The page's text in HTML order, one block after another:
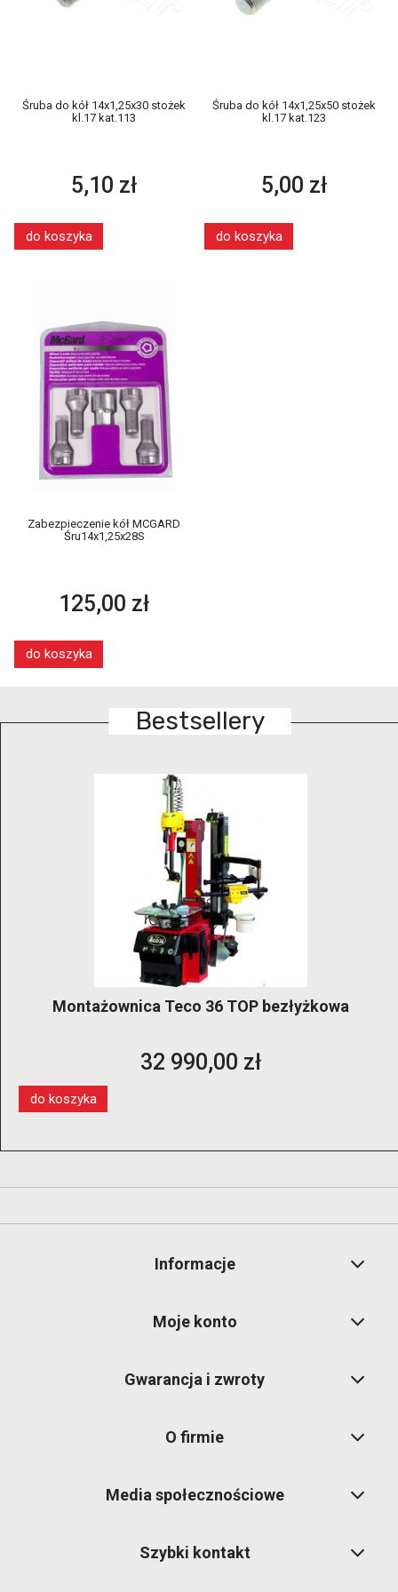
Śruba do kół 14x1,25x30 stożek
kl.17 kat.113
5,10 zł
do koszyka
Śruba do kół 14x1,25x50 stożek
kl.17 kat.123
5,00 zł
do koszyka
Zabezpieczenie kół MCGARD
Śru14x1,25x28S
125,00 zł
do koszyka
Bestsellery
Montażownica Teco 36 TOP bezłyżkowa
32 990,00 zł
do koszyka
Informacje
Moje konto
Gwarancja i zwroty
O firmie
Media społecznościowe
Szybki kontakt